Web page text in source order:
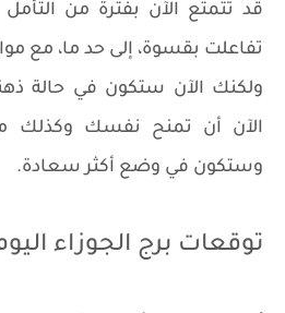
قد تتمتع الآن بفترة من
تفاعلت بقسوة، إلى حد ما، مع
ولكنك الآن ستكون في حالة
الآن أن تمنح نفسك وكذلك
وستكون في وضع أكثر سعادة.
توقعات برج الجوزاء